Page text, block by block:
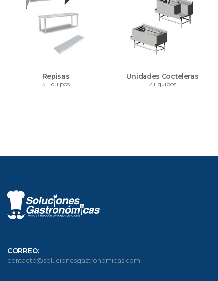
Repisas
3 Equipos
Unidades Cocteleras
2 Equipos
CORREO:
contacto@solucionesgastronomicas.com